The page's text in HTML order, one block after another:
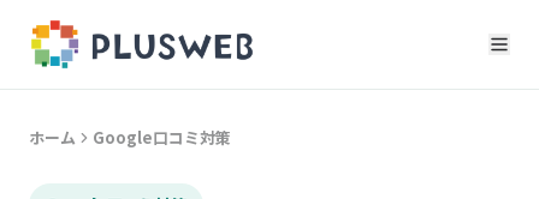
ホーム Google口コミ対策